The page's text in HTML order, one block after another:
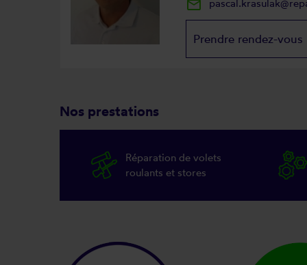
mail_outline
Prendre rendez-vous
Nos prestations
Réparation de volets
roulants et stores